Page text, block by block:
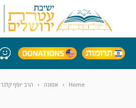
Home אמונה הרב יוסף קלנר